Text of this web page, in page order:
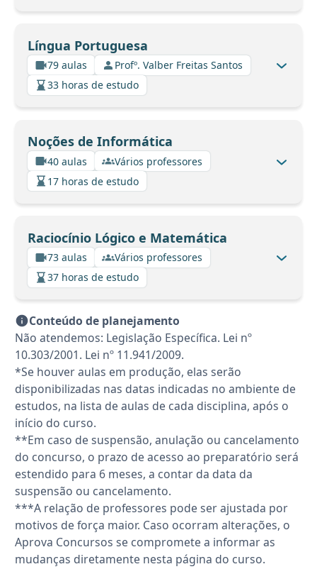
Língua Portuguesa
79 aulas
Profº. Valber Freitas Santos
33 horas de estudo
Noções de Informática
40 aulas
Vários professores
17 horas de estudo
Raciocínio Lógico e Matemática
73 aulas
Vários professores
37 horas de estudo
Conteúdo de planejamento
Não atendemos: Legislação Específica. Lei nº
10.303/2001. Lei nº 11.941/2009.
*Se houver aulas em produção, elas serão
disponibilizadas nas datas indicadas no ambiente de
estudos, na lista de aulas de cada disciplina, após o
início do curso.
**Em caso de suspensão, anulação ou cancelamento
do concurso, o prazo de acesso ao preparatório será
estendido para 6 meses, a contar da data da
suspensão ou cancelamento.
***A relação de professores pode ser ajustada por
motivos de força maior. Caso ocorram alterações, o
Aprova Concursos se compromete a informar as
mudanças diretamente nesta página do curso.